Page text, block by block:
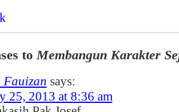
toMembangun Karakter
Fauizan says:
25, 2013 at 8:36 am